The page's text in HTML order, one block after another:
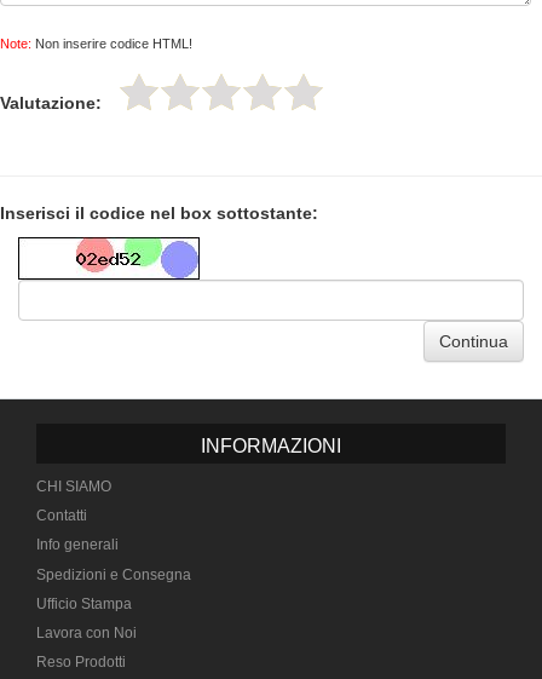
Note: Non inserire codice HTML!
Valutazione:
Inserisci il codice nel box sottostante:
Continua
INFORMAZIONI
CHI SIAMO
Contatti
Info generali
Spedizioni e Consegna
Ufficio Stampa
Lavora con Noi
Reso Prodotti